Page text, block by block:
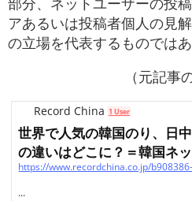
アあるいは投稿者個人の見
の立場を代表するものではあ
（元記事
Record China 1 User
世界で人気の韓国のり、日
の違いはどこに？＝韓国ネ
「誇らしい」
...